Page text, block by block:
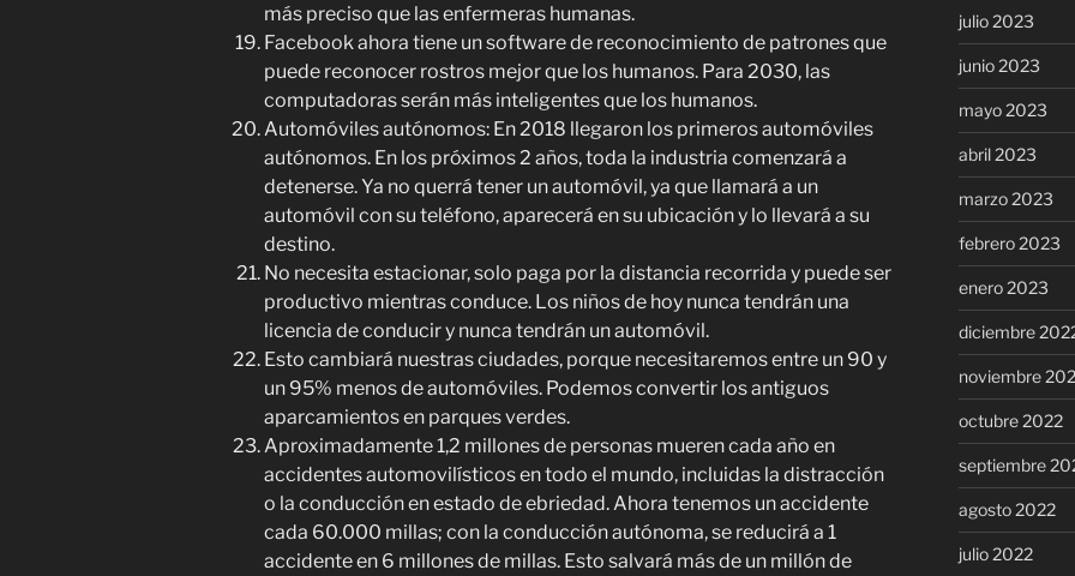
más preciso que las enfermeras humanas.
Facebook ahora tiene un software de reconocimiento de patrones que
puede reconocer rostros mejor que los humanos. Para 2030, las
computadoras serán más inteligentes que los humanos.
Automóviles autónomos: En 2018 llegaron los primeros automóviles
autónomos. En los próximos 2 años, toda la industria comenzará a
detenerse. Ya no querrá tener un automóvil, ya que llamará a un
automóvil con su teléfono, aparecerá en su ubicación y lo llevará a su
destino.
No necesita estacionar, solo paga por la distancia recorrida y puede ser
productivo mientras conduce. Los niños de hoy nunca tendrán una
licencia de conducir y nunca tendrán un automóvil.
Esto cambiará nuestras ciudades, porque necesitaremos entre un 90 y
un 95% menos de automóviles. Podemos convertir los antiguos
aparcamientos en parques verdes.
Aproximadamente 1,2 millones de personas mueren cada año en
accidentes automovilísticos en todo el mundo, incluidas la distracción
o la conducción en estado de ebriedad. Ahora tenemos un accidente
cada 60.000 millas; con la conducción autónoma, se reducirá a 1
accidente en 6 millones de millas. Esto salvará más de un millón de
julio 2023
junio 2023
mayo 2023
abril 2023
marzo 2023
febrero 2023
enero 2023
diciembre
noviembre
octubre 2022
septiembre
agosto 2022
julio 2022